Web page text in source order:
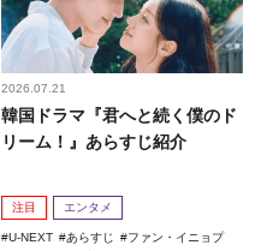
2026.07.21
韓国ドラマ『君へと続く僕のド
リーム！』あらすじ紹介
注目 エンタメ
U-NEXT あらすじ
ファン・イニョプ